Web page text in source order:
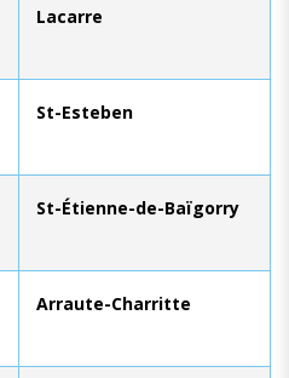
Lacarre
St-Esteben
St-Étienne-de-Baïgorry
Arraute-Charritte